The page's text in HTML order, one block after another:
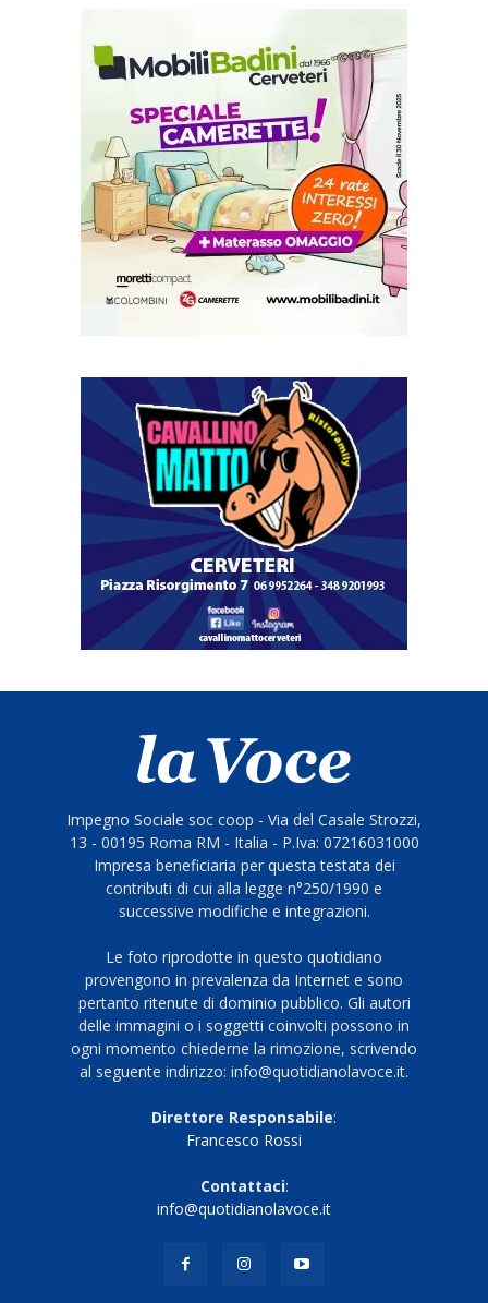
Impegno Sociale soc coop - Via del Casale Strozzi,
13 - 00195 Roma RM - Italia - P.Iva: 07216031000
Impresa beneficiaria per questa testata dei
contributi di cui alla legge n°250/1990 e
successive modifiche e integrazioni.
Le foto riprodotte in questo quotidiano
provengono in prevalenza da Internet e sono
pertanto ritenute di dominio pubblico. Gli autori
delle immagini o i soggetti coinvolti possono in
ogni momento chiederne la rimozione, scrivendo
al seguente indirizzo: info@quotidianolavoce.it.
Direttore Responsabile:
Francesco Rossi
Contattaci:
info@quotidianolavoce.it